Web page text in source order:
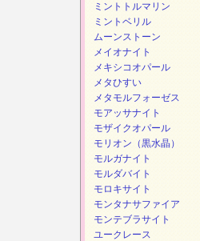
ミントトルマリン
ミントベリル
ムーンストーン
メイオナイト
メキシコオパール
メタひすい
メタモルフォーゼス
モアッサナイト
モザイクオパール
モリオン（黒水晶）
モルガナイト
モルダバイト
モロキサイト
モンタナサファイア
モンテブラサイト
ユークレース